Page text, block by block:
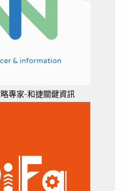
專家-和捷關鍵資訊